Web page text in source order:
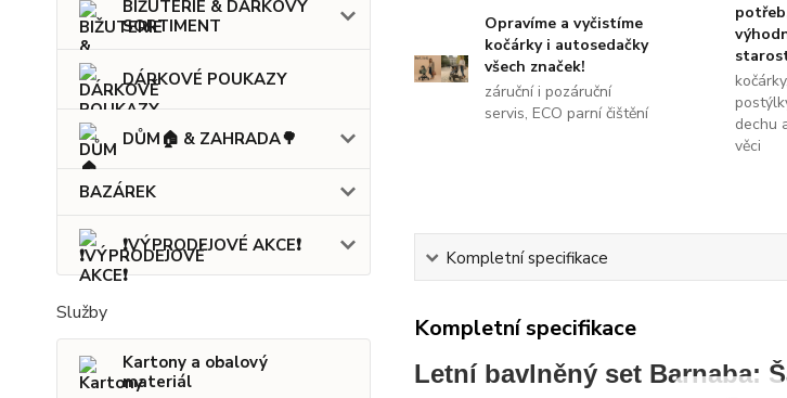
BIŽUTERIE & DÁRKOVÝ
SORTIMENT
DÁRKOVÉ POUKAZY
DŮM🏠 & ZAHRADA🌳
BAZÁREK
❗VÝPRODEJOVÉ AKCE❗
Služby
Kartony a obalový
materiál
Opravíme a vyčistíme
kočárky i autosedačky
všech značek!
záruční i pozáruční
servis, ECO parní čištění
dechu
věci
Kompletní specifikace
Kompletní specifikace
Letní bavlněný set Barnaba: